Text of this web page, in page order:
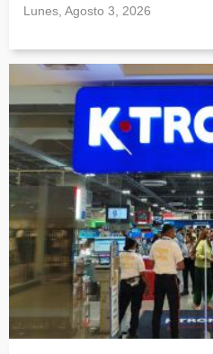
Lunes, Agosto 3, 2026